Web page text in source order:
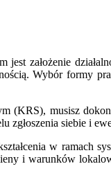
założenie
Wybór formy
(KRS), musisz
zgłoszenia siebie i
w ramach
i warunków